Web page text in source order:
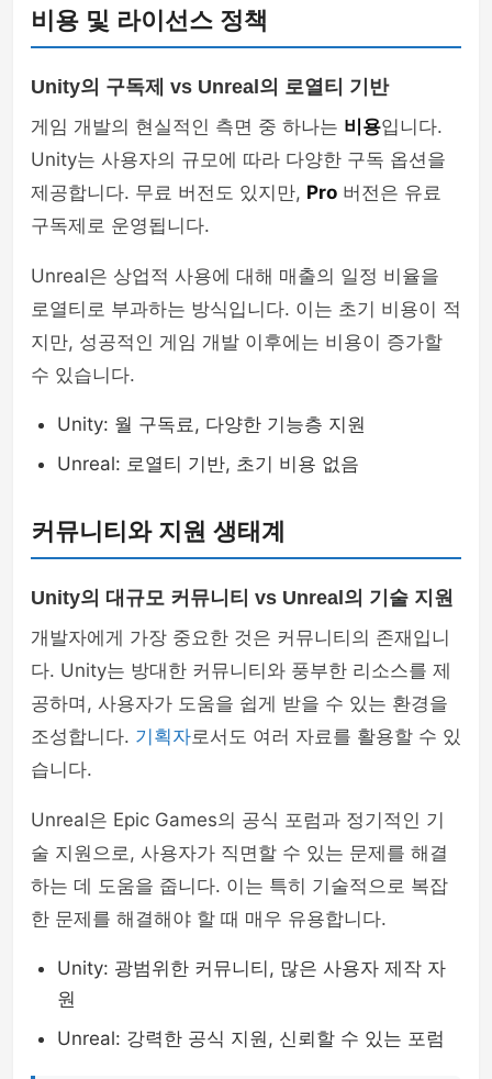
비용 및 라이선스 정책
Unity의 구독제 vs Unreal의 로열티 기반
게임 개발의 현실적인 측면 중 하나는 비용입니다.
Unity는 사용자의 규모에 따라 다양한 구독 옵션을
제공합니다. 무료 버전도 있지만, Pro 버전은 유료
구독제로 운영됩니다.
Unreal은 상업적 사용에 대해 매출의 일정 비율을
로열티로 부과하는 방식입니다. 이는 초기 비용이 적
지만, 성공적인 게임 개발 이후에는 비용이 증가할
수 있습니다.
Unity: 월 구독료, 다양한 기능층 지원
Unreal: 로열티 기반, 초기 비용 없음
커뮤니티와 지원 생태계
Unity의 대규모 커뮤니티 vs Unreal의 기술 지원
개발자에게 가장 중요한 것은 커뮤니티의 존재입니
다. Unity는 방대한 커뮤니티와 풍부한 리소스를 제
공하며, 사용자가 도움을 쉽게 받을 수 있는 환경을
조성합니다. 기획자로서도 여러 자료를 활용할 수 있
습니다.
Unreal은 Epic Games의 공식 포럼과 정기적인 기
술 지원으로, 사용자가 직면할 수 있는 문제를 해결
하는 데 도움을 줍니다. 이는 특히 기술적으로 복잡
한 문제를 해결해야 할 때 매우 유용합니다.
Unity: 광범위한 커뮤니티, 많은 사용자 제작 자
원
Unreal: 강력한 공식 지원, 신뢰할 수 있는 포럼